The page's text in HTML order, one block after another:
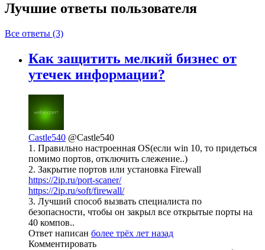
Лучшие ответы пользователя
Все ответы (3)
Как защитить мелкий бизнес от
утечек информации?
Castle540 @Castle540
1. Правильно настроенная OS(если win 10, то придеться
помимо портов, отключить слежение..)
2. Закрытие портов или установка Firewall
https://2ip.ru/port-scaner/
https://2ip.ru/soft/firewall/
3. Лучший способ вызвать специалиста по
безопасности, чтобы он закрыл все открытые порты на
40 компов..
Ответ написан более трёх лет назад
Комментировать